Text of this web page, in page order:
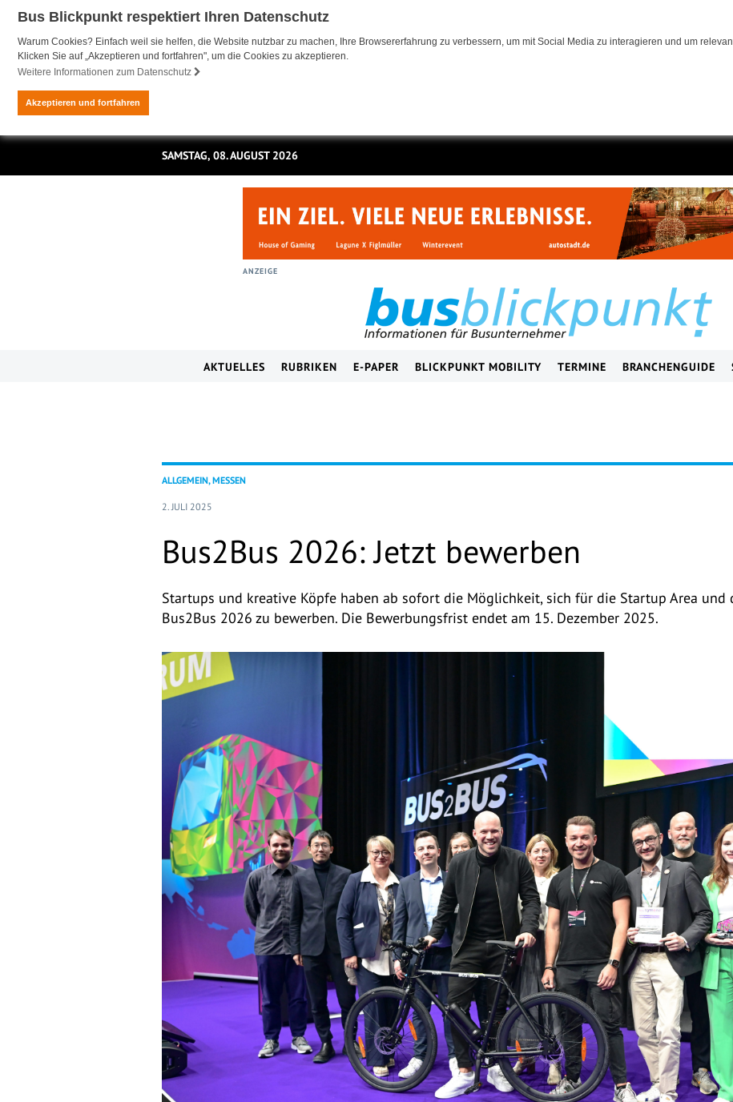
Bus Blickpunkt respektiert Ihren Datenschutz
Warum Cookies? Einfach weil sie helfen, die Website nutzbar zu machen, Ihre Browsererfahrung zu verbessern, um mit Social Media zu interagieren und um
Klicken Sie auf „Akzeptieren und fortfahren", um die Cookies zu akzeptieren.
Weitere Informationen zum Datenschutz
Akzeptieren und fortfahren
SAMSTAG, 08. AUGUST 2026
ANZEIGE
AKTUELLES RUBRIKEN E-PAPER BLICKPUNKT MOBILITY TERMINE BRANCHENGUIDE
ALLGEMEIN, MESSEN
2. JULI 2025
Bus2Bus 2026: Jetzt bewerben
Startups und kreative Köpfe haben ab sofort die Möglichkeit, sich für die Startup Area und
Bus2Bus 2026 zu bewerben. Die Bewerbungsfrist endet am 15. Dezember 2025.